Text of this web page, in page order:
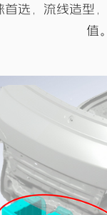
选，流线造型
值。